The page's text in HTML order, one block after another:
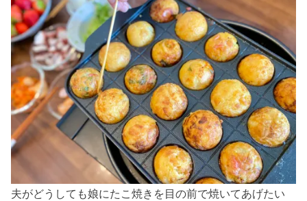
夫がどうしても娘にたこ焼きを目の前で焼いてあげたい